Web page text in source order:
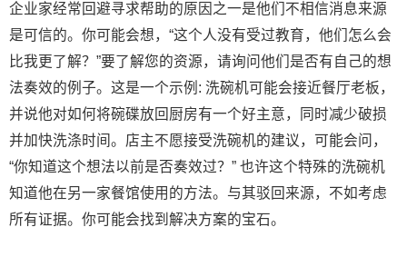
企业家经常回避寻求帮助的原因之一是他们不相信消息来源
是可信的。你可能会想，“这个人没有受过教育，他们怎么会
比我更了解？”要了解您的资源，请询问他们是否有自己的想
法奏效的例子。这是一个示例: 洗碗机可能会接近餐厅老板，
并说他对如何将碗碟放回厨房有一个好主意，同时减少破损
并加快洗涤时间。店主不愿接受洗碗机的建议，可能会问，
“你知道这个想法以前是否奏效过？” 也许这个特殊的洗碗机
知道他在另一家餐馆使用的方法。与其驳回来源，不如考虑
所有证据。你可能会找到解决方案的宝石。